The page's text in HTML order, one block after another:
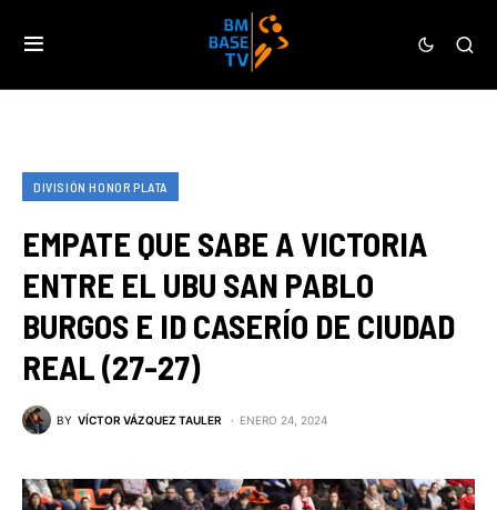
DIVISIÓN HONOR PLATA
EMPATE QUE SABE A VICTORIA
ENTRE EL UBU SAN PABLO
BURGOS E ID CASERÍO DE CIUDAD
REAL (27-27)
BY VÍCTOR VÁZQUEZ TAULER ENERO 24, 2024